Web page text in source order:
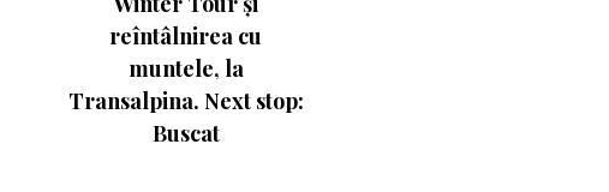
de pe schiuri